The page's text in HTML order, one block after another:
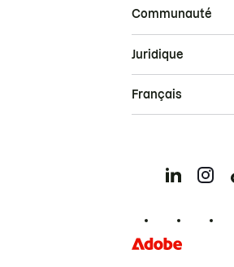
Communauté
Juridique
Français